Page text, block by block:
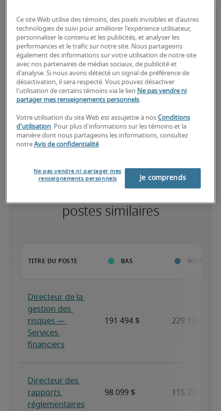
transférables équivalentes, et peut également détenir des
certifications pertinentes.
Élevé
avancées pour le poste, et peut également détenir des
certifications spécialisées.
Salaires estimés pour des
postes similaires
Ce site Web utilise des témoins, des pixels invisibles et d'autres
technologies de suivi pour améliorer l'expérience utilisateur,
personnaliser le contenu et les publicités, et analyser les
performances et le trafic sur notre site. Nous partageons
également des informations sur votre utilisation de notre site
avec nos partenaires de médias sociaux, de publicité et
d'analyse. Si nous avons détecté un signal de préférence de
désactivation, il sera respecté. Vous pouvez désactiver
l'utilisation de certains témoins via le lien Ne pas vendre ni
partager mes renseignements personnels.
Votre utilisation du site Web est assujettie à nosConditions
d'utilisation. Pour plus d'informations sur les témoins et la
manière dont nous partageons les informations, consultez
notreAvis de confidentialité.
Ne pas vendre ni partager mes
renseignements personnels
Je comprends